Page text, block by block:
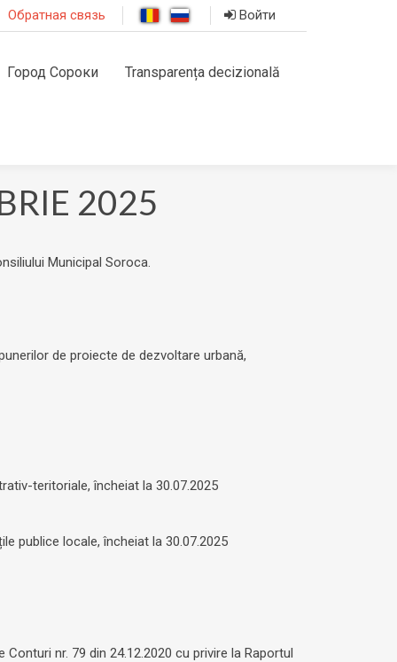
Обратная связь Войти
Город Сороки Transparența decizională
2025
Municipal Soroca.
de proiecte de dezvoltare urbană,
teritoriale, încheiat la 30.07.2025
publice locale, încheiat la 30.07.2025
nr. 79 din 24.12.2020 cu privire la Raportul